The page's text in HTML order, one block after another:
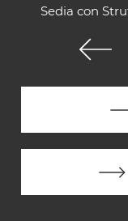
Sedia con